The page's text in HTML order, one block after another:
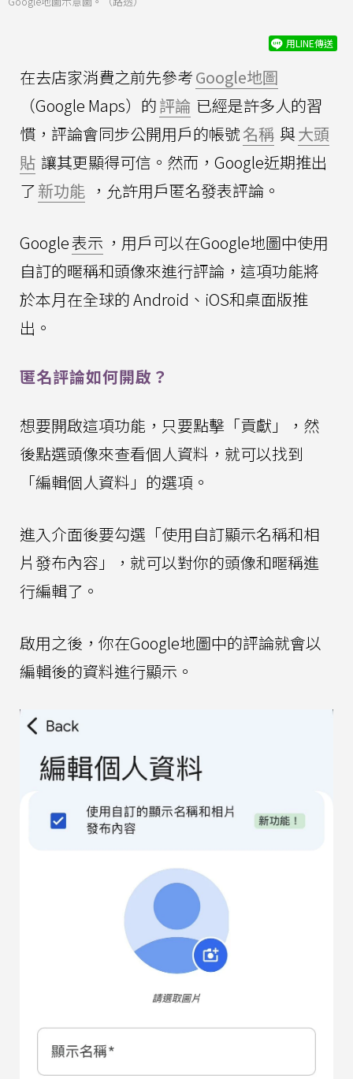
用LINE傳送
在去店家消費之前先參考Google地圖
（Google Maps）的評論 已經是許多人的習
慣，評論會同步公開用戶的帳號名稱 與大頭
貼 讓其更顯得可信。然而，Google近期推出
了新功能 ，允許用戶匿名發表評論。
Google表示 ，用戶可以在Google地圖中使用
自訂的暱稱和頭像來進行評論，這項功能將
於本月在全球的 Android、iOS和桌面版推
出。
匿名評論如何開啟？
想要開啟這項功能，只要點擊「貢獻」，然
後點選頭像來查看個人資料，就可以找到
「編輯個人資料」的選項。
進入介面後要勾選「使用自訂顯示名稱和相
片發布內容」，就可以對你的頭像和暱稱進
行編輯了。
啟用之後，你在Google地圖中的評論就會以
編輯後的資料進行顯示。